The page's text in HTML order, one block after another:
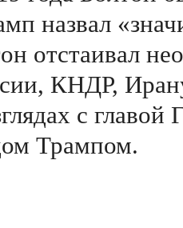
назвал
отстаивал
КНДР,
с
Трампом.